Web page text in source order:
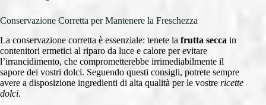
Conservazione Corretta per Mantenere la Freschezza
La conservazione corretta è essenziale: tenete la frutta secca in
contenitori ermetici al riparo da luce e calore per evitare
l’irrancidimento, che comprometterebbe irrimediabilmente il
sapore dei vostri dolci. Seguendo questi consigli, potrete sempre
avere a disposizione ingredienti di alta qualità per le vostre ricette
dolci.